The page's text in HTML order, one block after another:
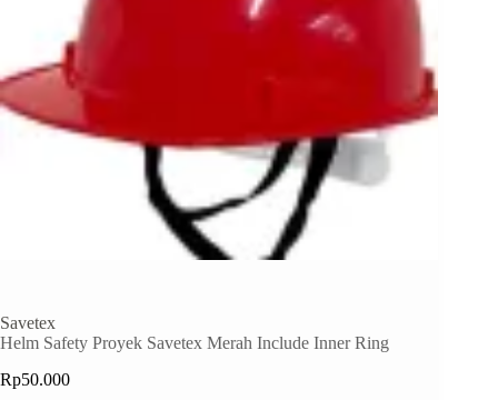
Savetex
Helm Safety Proyek Savetex Merah Include Inner Ring
Rp50.000